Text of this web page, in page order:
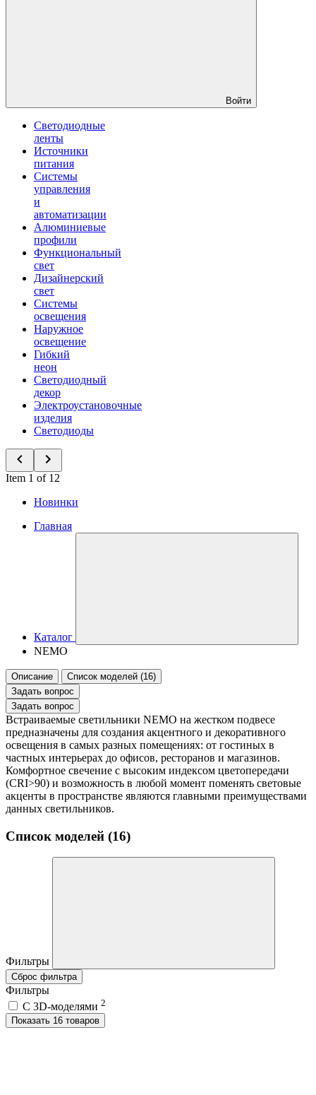
Войти
Светодиодные
ленты
Источники
питания
Системы
управления
и
автоматизации
Алюминиевые
профили
Функциональный
свет
Дизайнерский
свет
Системы
освещения
Наружное
освещение
Гибкий
неон
Светодиодный
декор
Электроустановочные
изделия
Светодиоды
Item 1 of 12
Новинки
Главная
Каталог
NEMO
Описание
Список моделей (16)
Задать вопрос
Задать вопрос
Встраиваемые светильники NEMO на жестком подвесе
предназначены для создания акцентного и декоративного
освещения в самых разных помещениях: от гостиных в
частных интерьерах до офисов, ресторанов и магазинов.
Комфортное свечение с высоким индексом цветопередачи
(CRI>90) и возможность в любой момент поменять световые
акценты в пространстве являются главными преимуществами
данных светильников.
Список моделей (16)
Фильтры
Сброс фильтра
Фильтры
C 3D-моделями 2
Показать 16 товаров